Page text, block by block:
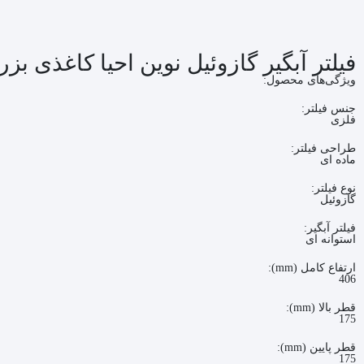
فیلتر آبگیر گازوئیل نوین احیا کاغذی
ویژگی‌های محصول:
جنس فیلتر:
فلزی
طراحی فیلتر:
ماده ای
نوع فیلتر:
گازوئیل
فیلتر آبگیر:
استوانه ای
ارتفاع کامل (mm):
406
قطر بالا (mm):
175
قطر پایین (mm):
175